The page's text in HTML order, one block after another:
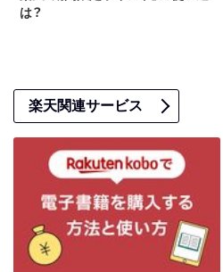
は？
楽天関連サービス